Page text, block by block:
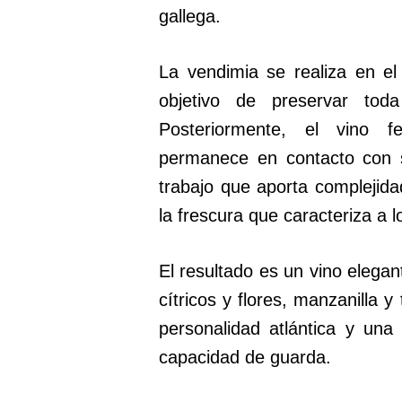
gallega.
La vendimia se realiza en
objetivo de preservar
Posteriormente, el vino
permanece en contacto
trabajo que aporta
la frescura que caracteriza a
El resultado es un vino
cítricos y flores, manzanilla y
personalidad atlántica y
capacidad de guarda.